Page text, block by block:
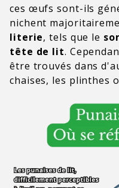
ces œufs sont-ils
nichent
literie, tels que le
tête de lit.
être trouvés dans
chaises, les plinthes